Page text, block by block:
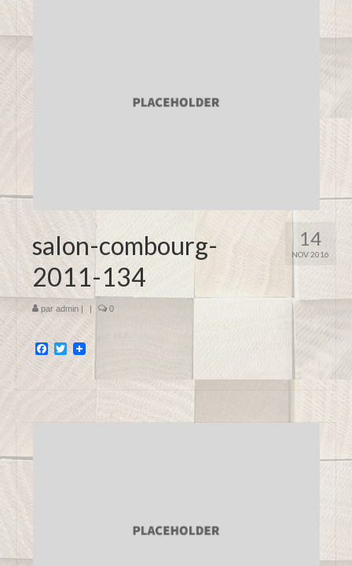
14
NOV 2016
salon-combourg-
2011-134
par admin 0
Facebook
Twitter